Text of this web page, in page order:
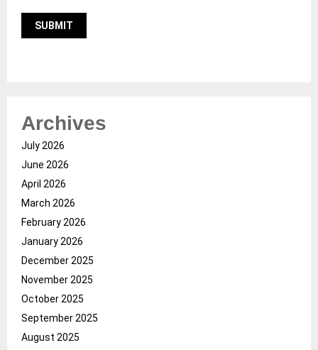
Archives
July 2026
June 2026
April 2026
March 2026
February 2026
January 2026
December 2025
November 2025
October 2025
September 2025
August 2025